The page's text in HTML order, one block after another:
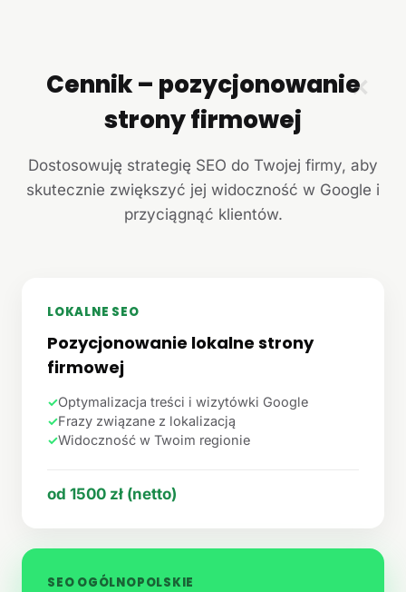
✕
Cennik – pozycjonowanie
strony firmowej
Dostosowuję strategię SEO do Twojej firmy, aby
skutecznie zwiększyć jej widoczność w Google i
przyciągnąć klientów.
LOKALNE SEO
Pozycjonowanie lokalne strony
firmowej
✓Optymalizacja treści i wizytówki Google
✓Frazy związane z lokalizacją
✓Widoczność w Twoim regionie
od 1500 zł (netto)
SEO OGÓLNOPOLSKIE